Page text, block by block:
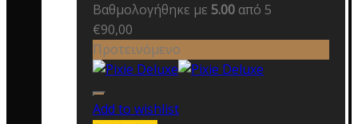
Βαθμολογήθηκε με 5.00 από 5
€90,00
Προτεινόμενο
Add to wishlist